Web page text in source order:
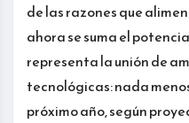
de las razones que
ahora se suma el
representa la unión de
tecnológicas: nada
próximo año, según